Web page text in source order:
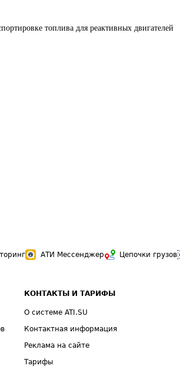
топлива для реактивных двигателей
АТИ Мессенджер Цепочки грузов
КОНТАКТЫ И ТАРИФЫ
О системе ATI.SU
Контактная информация
Реклама на сайте
Тарифы